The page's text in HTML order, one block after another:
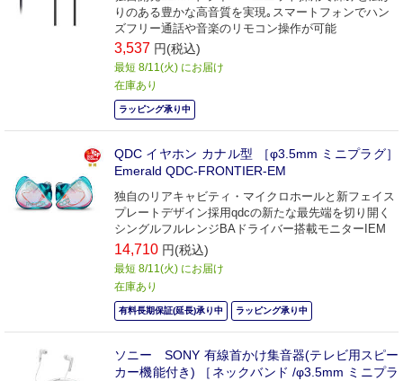
りのある豊かな高音質を実現｡スマートフォンでハン
ズフリー通話や音楽のリモコン操作が可能
3,537 円(税込)
最短 8/11(火) にお届け
在庫あり
ラッピング承り中
QDC イヤホン カナル型 ［φ3.5mm ミニプラグ］
Emerald QDC-FRONTIER-EM
独自のリアキャビティ・マイクロホールと新フェイス
プレートデザイン採用qdcの新たな最先端を切り開く
シングルフルレンジBAドライバー搭載モニターIEM
14,710 円(税込)
最短 8/11(火) にお届け
在庫あり
有料長期保証(延長)承り中 ラッピング承り中
ソニー SONY 有線首かけ集音器(テレビ用スピー
カー機能付き) ［ネックバンド /φ3.5mm ミニプラ